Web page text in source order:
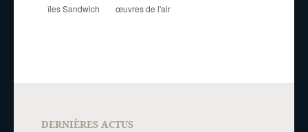
îles Sandwich
œuvres de l'air
DERNIÈRES ACTUS